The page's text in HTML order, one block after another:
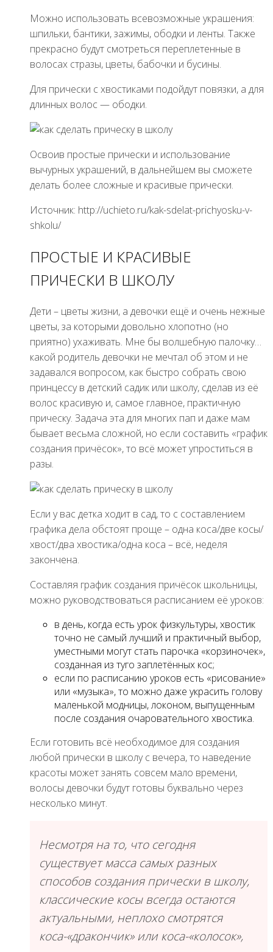
Можно использовать всевозможные украшения:
шпильки, бантики, зажимы, ободки и ленты. Также
прекрасно будут смотреться переплетенные в
волосах стразы, цветы, бабочки и бусины.
Для прически с хвостиками подойдут повязки, а для
длинных волос — ободки.
Освоив простые прически и использование
вычурных украшений, в дальнейшем вы сможете
делать более сложные и красивые прически.
Источник: http://uchieto.ru/kak-sdelat-prichyosku-v-
shkolu/
ПРОСТЫЕ И КРАСИВЫЕ
ПРИЧЕСКИ В ШКОЛУ
Дети – цветы жизни, а девочки ещё и очень нежные
цветы, за которыми довольно хлопотно (но
приятно) ухаживать. Мне бы волшебную палочку…
какой родитель девочки не мечтал об этом и не
задавался вопросом, как быстро собрать свою
принцессу в детский садик или школу, сделав из её
волос красивую и, самое главное, практичную
прическу. Задача эта для многих пап и даже мам
бывает весьма сложной, но если составить «график
создания причёсок», то всё может упроститься в
разы.
Если у вас детка ходит в сад, то с составлением
графика дела обстоят проще – одна коса/две косы/
хвост/два хвостика/одна коса – всё, неделя
закончена.
Составляя график создания причёсок школьницы,
можно руководствоваться расписанием её уроков:
в день, когда есть урок физкультуры, хвостик
точно не самый лучший и практичный выбор,
уместными могут стать парочка «корзиночек»,
созданная из туго заплетённых кос;
если по расписанию уроков есть «рисование»
или «музыка», то можно даже украсить голову
маленькой модницы, локоном, выпущенным
после создания очаровательного хвостика.
Если готовить всё необходимое для создания
любой прически в школу с вечера, то наведение
красоты может занять совсем мало времени,
волосы девочки будут готовы буквально через
несколько минут.
Несмотря на то, что сегодня
существует масса самых разных
способов создания прически в школу,
классические косы всегда остаются
актуальными, неплохо смотрятся
коса-«дракончик» или коса-«колосок»,